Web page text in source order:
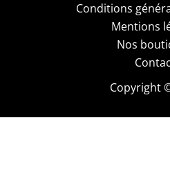
Conditions
Mentions
Nos
Copyright